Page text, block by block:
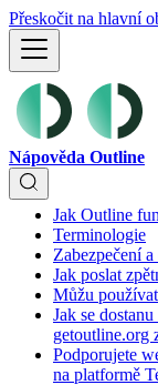
Přeskočit na hlavní
Nápověda Outline
Jak Outline
Terminologie
Zabezpečení
Jak poslat
Můžu
Jak se
getoutline.org
Podporujete
na platformě